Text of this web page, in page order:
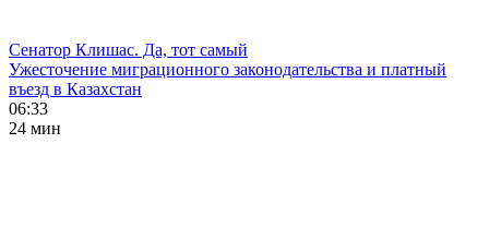
Сенатор Клишас. Да, тот самый
Ужесточение миграционного законодательства и платный
въезд в Казахстан
06:33
24 мин